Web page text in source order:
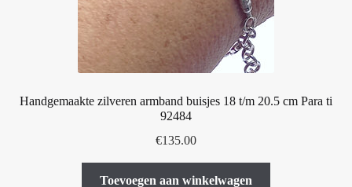
de
productpagina
Handgemaakte zilveren armband buisjes 18 t/m 20.5 cm Para ti
92484
€135.00
Toevoegen aan winkelwagen